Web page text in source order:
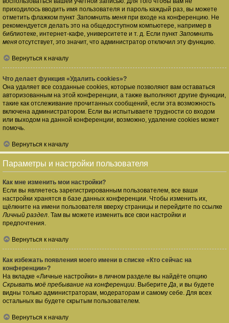
приходилось вводить имя пользователя и пароль каждый раз, вы можете
отметить флажком пункт Запомнить меня при входе на конференцию. Не
рекомендуется делать это на общедоступном компьютере, например в
библиотеке, интернет-кафе, университете и т. д. Если пункт Запомнить
меня отсутствует, это значит, что администратор отключил эту функцию.
Вернуться к началу
Что делает функция «Удалить cookies»?
Она удаляет все созданные cookies, которые позволяют вам оставаться
авторизованным на этой конференции, а также выполняют другие функции,
такие как отслеживание прочитанных сообщений, если эта возможность
включена администратором. Если вы испытываете трудности со входом
или выходом на данной конференции, возможно, удаление cookies может
помочь.
Вернуться к началу
Параметры и настройки пользователя
Как мне изменить мои настройки?
Если вы являетесь зарегистрированным пользователем, все ваши
настройки хранятся в базе данных конференции. Чтобы изменить их,
щёлкните на имени пользователя вверху страницы и перейдите по ссылке
Личный раздел. Там вы можете изменить все свои настройки и
предпочтения.
Вернуться к началу
Как избежать появления моего имени в списке «Кто сейчас на
конференции»?
На вкладке «Личные настройки» в личном разделе вы найдёте опцию
Скрывать моё пребывание на конференции. ВыберитеДа, и вы будете
видны только администраторам, модераторам и самому себе. Для всех
остальных вы будете скрытым пользователем.
Вернуться к началу